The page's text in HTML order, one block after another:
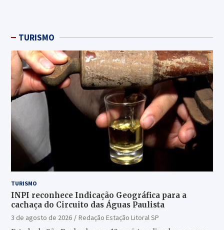
TURISMO
TURISMO
INPI reconhece Indicação Geográfica para a
cachaça do Circuito das Águas Paulista
3 de agosto de 2026
Redação Estação Litoral SP